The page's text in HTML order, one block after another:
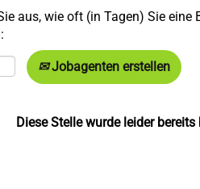
aus, wie oft (in Tagen) Sie eine
Jobagenten erstellen
Diese Stelle wurde leider bereits